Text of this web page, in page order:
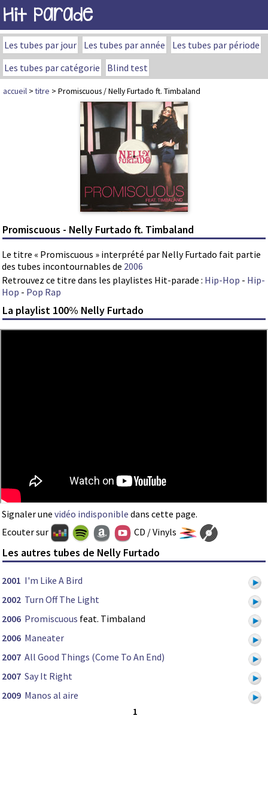
Hit Parade
Les tubes par jour Les tubes par année
Les tubes par période
Les tubes par catégorie
Blind test
accueil >titre > Promiscuous / Nelly Furtado ft. Timbaland
Promiscuous - Nelly Furtado ft. Timbaland
Le titre « Promiscuous » interprété par Nelly Furtado fait partie
des tubes incontournables de 2006
Retrouvez ce titre dans les playlistes Hit-parade : Hip-Hop - Hip-
Hop - Pop Rap
La playlist 100% Nelly Furtado
Signaler une vidéo indisponible dans cette page.
Ecouter sur
CD / Vinyls
Les autres tubes de Nelly Furtado
2001 I'm Like A Bird
2002 Turn Off The Light
2006 Promiscuous feat. Timbaland
2006 Maneater
2007 All Good Things (Come To An End)
2007 Say It Right
2009 Manos al aire
1